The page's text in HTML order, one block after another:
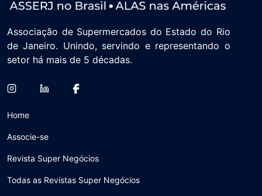
Associação de Supermercados do Estado do Rio
de Janeiro. Unindo, servindo e representando o
setor há mais de 5 décadas.
Home
Associe-se
Revista Super Negócios
Todas as Revistas Super Negócios